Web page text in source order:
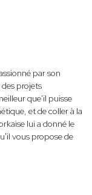
par son
projets
que'il puisse
et de coller à la
lui a donné le
vous propose de